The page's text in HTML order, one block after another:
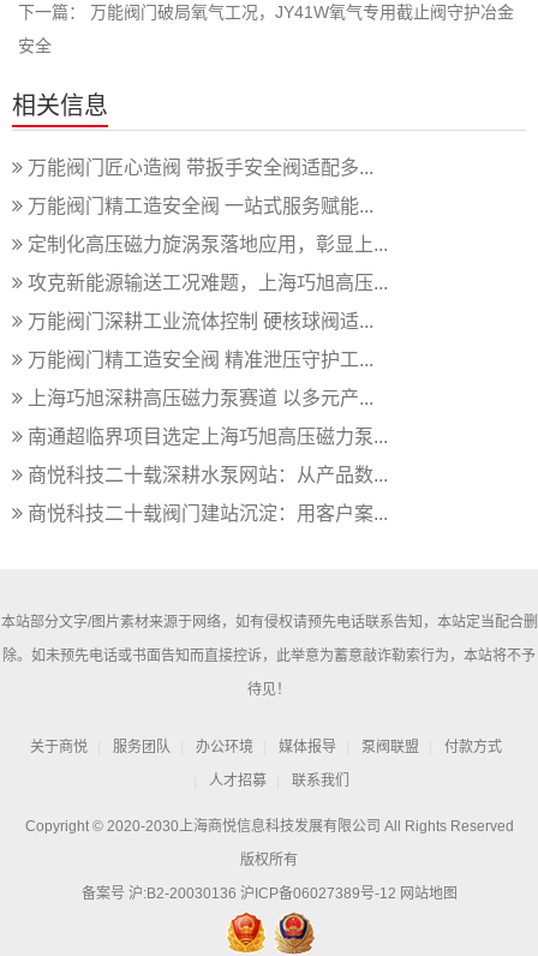
下一篇： 万能阀门破局氧气工况，JY41W氧气专用截止阀守护冶金
安全
相关信息
万能阀门匠心造阀 带扳手安全阀适配多...
万能阀门精工造安全阀 一站式服务赋能...
定制化高压磁力旋涡泵落地应用，彰显上...
攻克新能源输送工况难题，上海巧旭高压...
万能阀门深耕工业流体控制 硬核球阀适...
万能阀门精工造安全阀 精准泄压守护工...
上海巧旭深耕高压磁力泵赛道 以多元产...
南通超临界项目选定上海巧旭高压磁力泵...
商悦科技二十载深耕水泵网站：从产品数...
商悦科技二十载阀门建站沉淀：用客户案...
本站部分文字/图片素材来源于网络，如有侵权请预先电话联系告知，本站定当配合删
除。如未预先电话或书面告知而直接控诉，此举意为蓄意敲诈勒索行为，本站将不予
待见！
关于商悦 服务团队 办公环境 媒体报导 泵阀联盟
付款方式
人才招募
联系我们
Copyright © 2020-2030上海商悦信息科技发展有限公司 All Rights Reserved
版权所有
备案号 沪:B2-20030136 沪ICP备06027389号-12 网站地图